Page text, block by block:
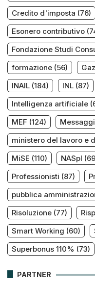
Credito d'imposta (76)
Esonero contributivo
Fondazione Studi
formazione (56)
INAIL (184) INL (87)
Intelligenza artificiale
MEF (124)
ministero del lavoro e
MiSE (110) NASpI
Professionisti (87)
pubblica
Risoluzione (77)
Smart Working (60)
Superbonus 110% (73)
PARTNER